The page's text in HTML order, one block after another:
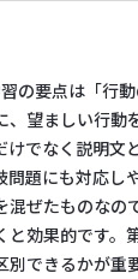
の要点は「行
、望ましい行動
けでなく説明文
問題にも対応し
混ぜたものなの
と効果的です。
できるかが重